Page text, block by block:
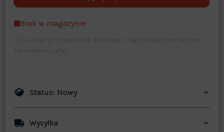
opcjonalne Maks. 250 znaków
Brak w magazynie
Status: Nowy
Wysyłka